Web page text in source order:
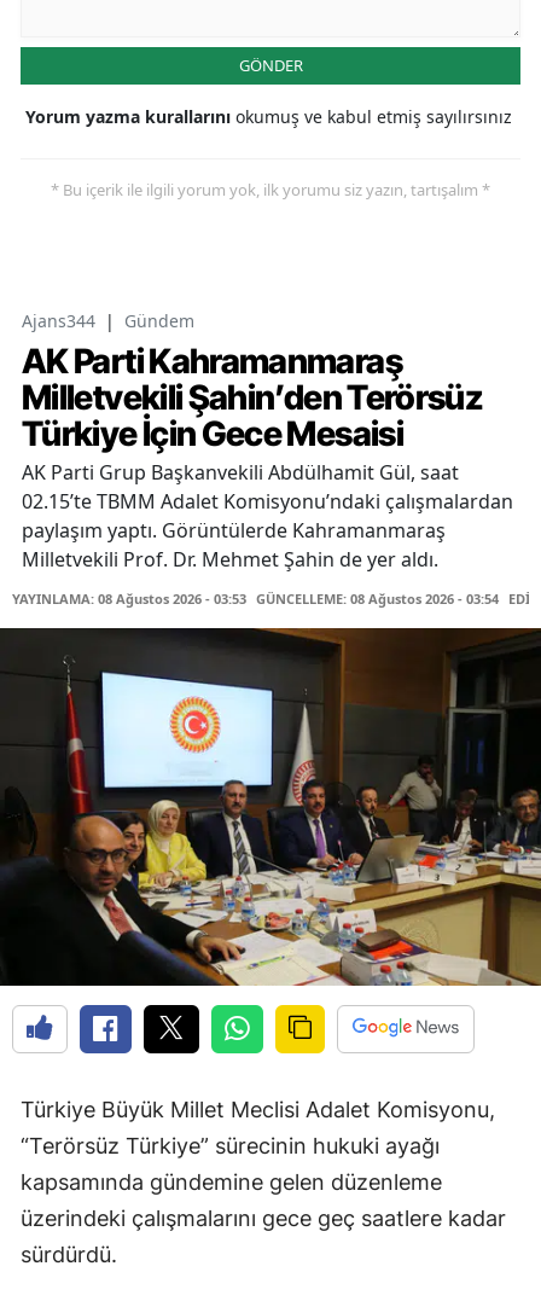
GÖNDER
Yorum yazma kurallarını okumuş ve kabul etmiş sayılırsınız
* Bu içerik ile ilgili yorum yok, ilk yorumu siz yazın, tartışalım *
Ajans344 | Gündem
AK Parti Kahramanmaraş
Milletvekili Şahin’den Terörsüz
Türkiye İçin Gece Mesaisi
AK Parti Grup Başkanvekili Abdülhamit Gül, saat
02.15’te TBMM Adalet Komisyonu’ndaki çalışmalardan
paylaşım yaptı. Görüntülerde Kahramanmaraş
Milletvekili Prof. Dr. Mehmet Şahin de yer aldı.
YAYINLAMA: 08 Ağustos 2026 - 03:53 GÜNCELLEME: 08 Ağustos 2026 - 03:54
Türkiye Büyük Millet Meclisi Adalet Komisyonu,
“Terörsüz Türkiye” sürecinin hukuki ayağı
kapsamında gündemine gelen düzenleme
üzerindeki çalışmalarını gece geç saatlere kadar
sürdürdü.